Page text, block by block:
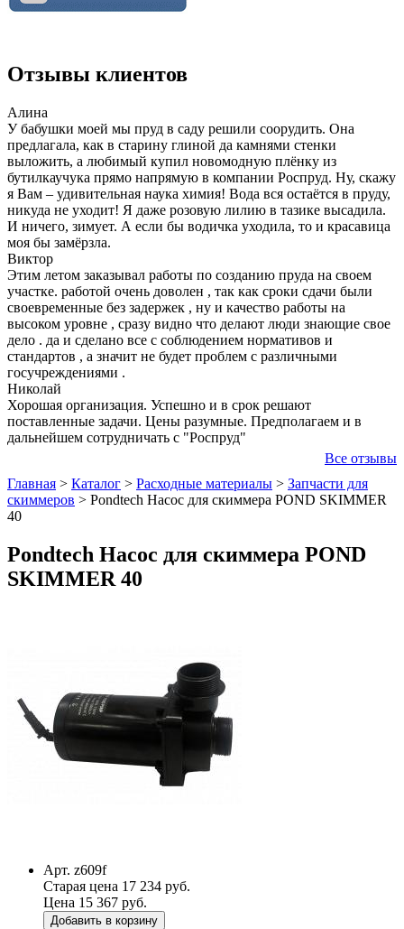
Отзывы клиентов
Алина
У бабушки моей мы пруд в саду решили соорудить. Она
предлагала, как в старину глиной да камнями стенки
выложить, а любимый купил новомодную плёнку из
бутилкаучука прямо напрямую в компании Роспруд. Ну, скажу
я Вам – удивительная наука химия! Вода вся остаётся в пруду,
никуда не уходит! Я даже розовую лилию в тазике высадила.
И ничего, зимует. А если бы водичка уходила, то и красавица
моя бы замёрзла.
Виктор
Этим летом заказывал работы по созданию пруда на своем
участке. работой очень доволен , так как сроки сдачи были
своевременные без задержек , ну и качество работы на
высоком уровне , сразу видно что делают люди знающие свое
дело . да и сделано все с соблюдением нормативов и
стандартов , а значит не будет проблем с различными
госучреждениями .
Николай
Хорошая организация. Успешно и в срок решают
поставленные задачи. Цены разумные. Предполагаем и в
дальнейшем сотрудничать с "Роспруд"
Все отзывы
Главная > Каталог > Расходные материалы > Запчасти для
скиммеров > Pondtech Насос для скиммера POND SKIMMER
40
Pondtech Насос для скиммера POND
SKIMMER 40
Арт. z609f
Старая цена 17 234 руб.
Цена 15 367 руб.
Добавить в корзину